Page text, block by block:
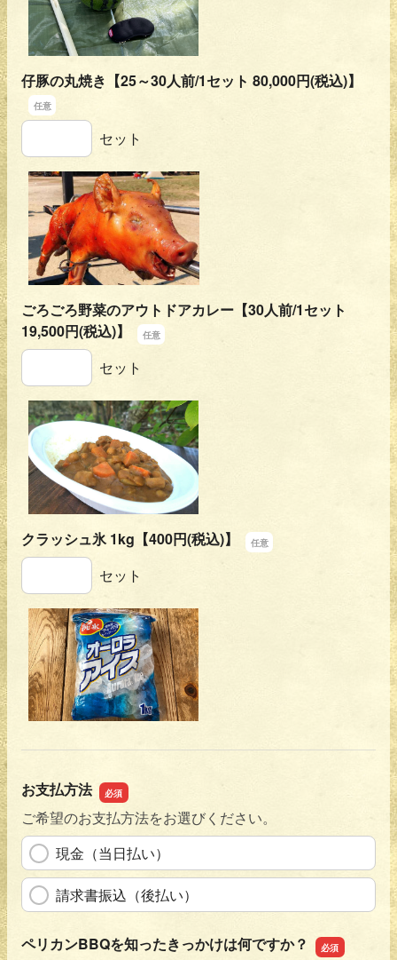
仔豚の丸焼き【25～30人前/1セット 80,000円(税込)】
仔豚の丸焼き【25～30人前/1セット 80,000円(税込)】
セット
ごろごろ野菜のアウトドアカレー【30人前/1セット
19,500円(税込)】
ごろごろ野菜のアウトドアカレー【30人前/1セット
セット
クラッシュ氷 1kg【400円(税込)】
クラッシュ氷 1kg【400円(税込)】
セット
お支払方法
ご希望のお支払方法をお選びください。
現金（当日払い）
請求書振込（後払い）
ペリカンBBQを知ったきっかけは何ですか？